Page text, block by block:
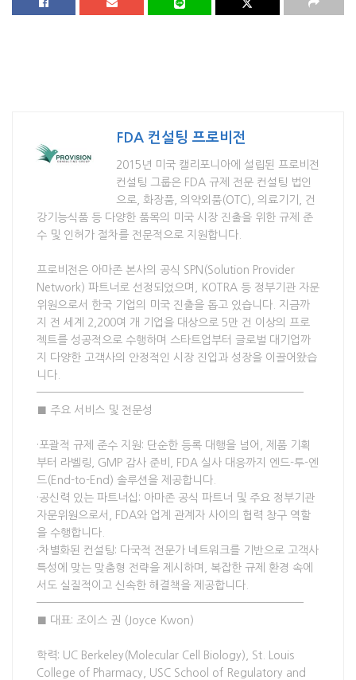
FDA 컨설팅 프로비전
2015년 미국 캘리포니아에 설립된 프로비전
컨설팅 그룹은 FDA 규제 전문 컨설팅 법인
으로, 화장품, 의약외품(OTC), 의료기기, 건
강기능식품 등 다양한 품목의 미국 시장 진출을 위한 규제 준
수 및 인허가 절차를 전문적으로 지원합니다.
프로비전은 아마존 본사의 공식 SPN(Solution Provider
Network) 파트너로 선정되었으며, KOTRA 등 정부기관 자문
위원으로서 한국 기업의 미국 진출을 돕고 있습니다. 지금까
지 전 세계 2,200여 개 기업을 대상으로 5만 건 이상의 프로
젝트를 성공적으로 수행하며 스타트업부터 글로벌 대기업까
지 다양한 고객사의 안정적인 시장 진입과 성장을 이끌어왔습
니다.
————————————————————————————
■ 주요 서비스 및 전문성
·포괄적 규제 준수 지원: 단순한 등록 대행을 넘어, 제품 기획
부터 라벨링, GMP 감사 준비, FDA 실사 대응까지 엔드-투-엔
드(End-to-End) 솔루션을 제공합니다.
·공신력 있는 파트너십: 아마존 공식 파트너 및 주요 정부기관
자문위원으로서, FDA와 업계 관계자 사이의 협력 창구 역할
을 수행합니다.
·차별화된 컨설팅: 다국적 전문가 네트워크를 기반으로 고객사
특성에 맞는 맞춤형 전략을 제시하며, 복잡한 규제 환경 속에
서도 실질적이고 신속한 해결책을 제공합니다.
————————————————————————————
■ 대표: 조이스 권 (Joyce Kwon)
학력: UC Berkeley(Molecular Cell Biology), St. Louis
College of Pharmacy, USC School of Regulatory and